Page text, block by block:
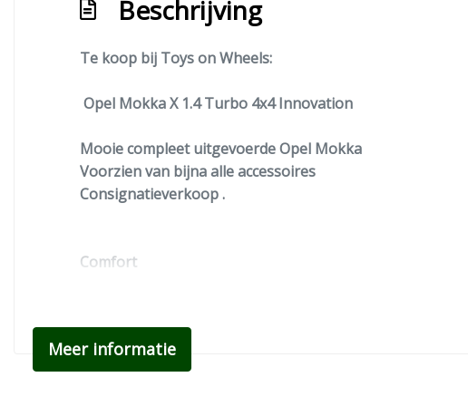
Beschrijving
Te koop bij Toys on Wheels:
Opel Mokka X 1.4 Turbo 4x4 Innovation
Mooie compleet uitgevoerde Opel Mokka
Voorzien van bijna alle accessoires
Consignatieverkoop .
Comfort
Regensensor
Exterieur
Meer informatie